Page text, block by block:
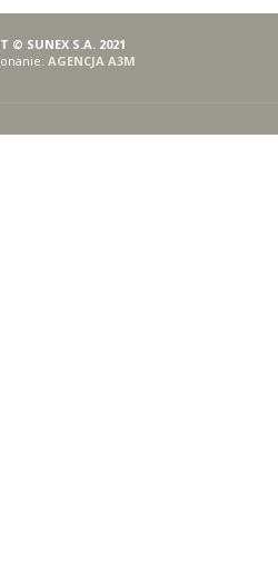
© SUNEX S.A. 2021
AGENCJA A3M